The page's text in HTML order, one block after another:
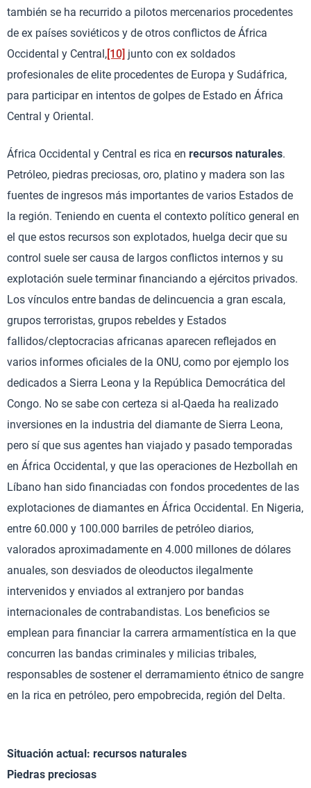
también se ha recurrido a pilotos mercenarios procedentes
de ex países soviéticos y de otros conflictos de África
Occidental y Central,[10] junto con ex soldados
profesionales de elite procedentes de Europa y Sudáfrica,
para participar en intentos de golpes de Estado en África
Central y Oriental.
África Occidental y Central es rica en recursos naturales.
Petróleo, piedras preciosas, oro, platino y madera son las
fuentes de ingresos más importantes de varios Estados de
la región. Teniendo en cuenta el contexto político general en
el que estos recursos son explotados, huelga decir que su
control suele ser causa de largos conflictos internos y su
explotación suele terminar financiando a ejércitos privados.
Los vínculos entre bandas de delincuencia a gran escala,
grupos terroristas, grupos rebeldes y Estados
fallidos/cleptocracias africanas aparecen reflejados en
varios informes oficiales de la ONU, como por ejemplo los
dedicados a Sierra Leona y la República Democrática del
Congo. No se sabe con certeza si al-Qaeda ha realizado
inversiones en la industria del diamante de Sierra Leona,
pero sí que sus agentes han viajado y pasado temporadas
en África Occidental, y que las operaciones de Hezbollah en
Líbano han sido financiadas con fondos procedentes de las
explotaciones de diamantes en África Occidental. En Nigeria,
entre 60.000 y 100.000 barriles de petróleo diarios,
valorados aproximadamente en 4.000 millones de dólares
anuales, son desviados de oleoductos ilegalmente
intervenidos y enviados al extranjero por bandas
internacionales de contrabandistas. Los beneficios se
emplean para financiar la carrera armamentística en la que
concurren las bandas criminales y milicias tribales,
responsables de sostener el derramamiento étnico de sangre
en la rica en petróleo, pero empobrecida, región del Delta.
Situación actual: recursos naturales
Piedras preciosas